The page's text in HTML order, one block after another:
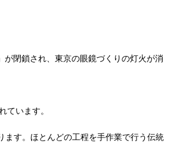
閉鎖され、東京の眼鏡づくりの灯火が消
います。
ます。ほとんどの工程を手作業で行う伝統